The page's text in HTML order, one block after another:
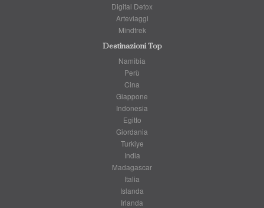
Digital Detox
Arteviaggi
Mindtrek
Destinazioni Top
Namibia
Perù
Cina
Giappone
Indonesia
Egitto
Giordania
Turkiye
India
Madagascar
Italia
Islanda
Irlanda